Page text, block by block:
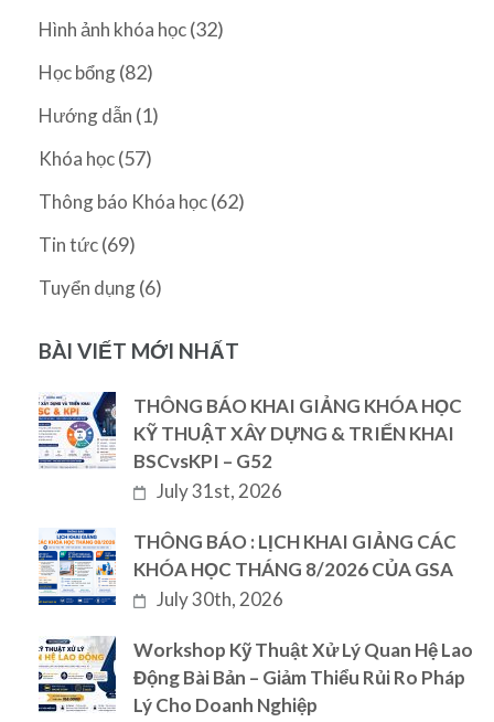
Hình ảnh khóa học(32)
Học bổng(82)
Hướng dẫn (1)
Khóa học(57)
Thông báo Khóa học(62)
Tin tức(69)
Tuyển dụng(6)
BÀI VIẾT MỚI NHẤT
THÔNG BÁO KHAI GIẢNG KHÓA HỌC
KỸ THUẬT XÂY DỰNG & TRIỂN KHAI
BSCvsKPI – G52
July 31st, 2026
THÔNG BÁO : LỊCH KHAI GIẢNG CÁC
KHÓA HỌC THÁNG 8/2026 CỦA GSA
July 30th, 2026
Workshop Kỹ Thuật Xử Lý Quan Hệ Lao
Động Bài Bản – Giảm Thiểu Rủi Ro Pháp
Lý Cho Doanh Nghiệp